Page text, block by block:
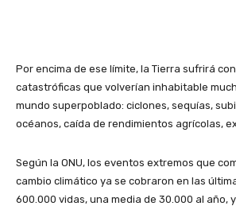
Por encima de ese límite, la Tierra sufrirá
catastróficas que volverían inhabitable
mundo superpoblado: ciclones, sequías,
océanos, caída de rendimientos agrícolas,
Según la ONU, los eventos extremos que
cambio climático ya se cobraron en las
600.000 vidas, una media de 30.000 al año,